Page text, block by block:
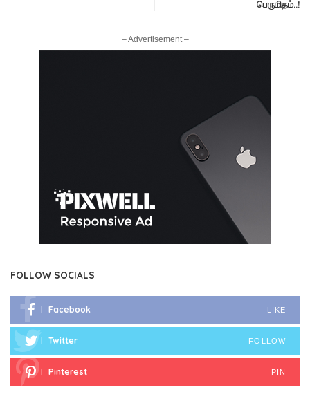
பெருமிதம்..!
– Advertisement –
FOLLOW SOCIALS
Facebook LIKE
Twitter FOLLOW
Pinterest PIN